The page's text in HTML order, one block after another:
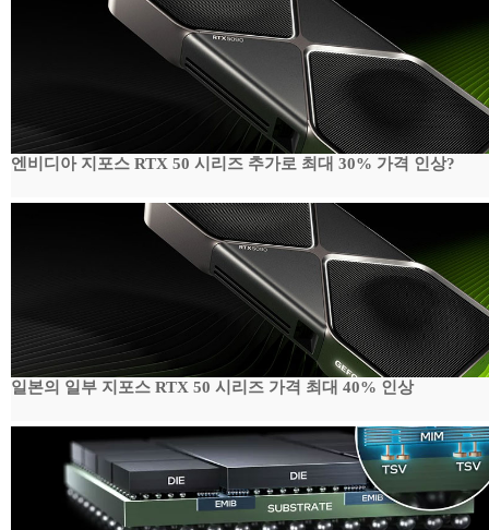
엔비디아 지포스 RTX 50 시리즈 추가로 최대 30% 가격 인상?
일본의 일부 지포스 RTX 50 시리즈 가격 최대 40% 인상